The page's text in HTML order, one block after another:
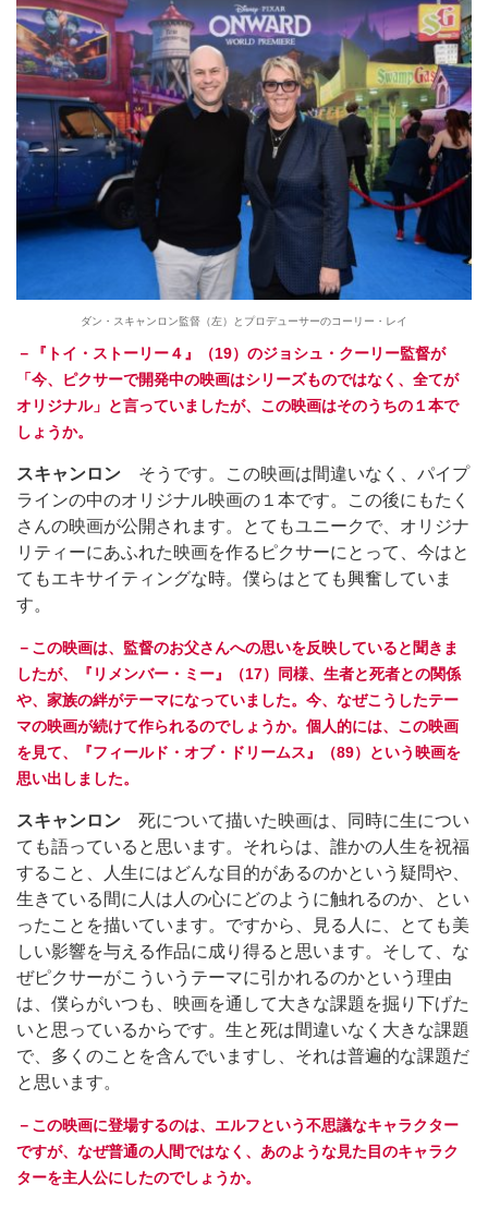
ダン・スキャンロン監督（左）とプロデューサーのコーリー・レイ
－『トイ・ストーリー４』（19）のジョシュ・クーリー監督が
「今、ピクサーで開発中の映画はシリーズものではなく、全てが
オリジナル」と言っていましたが、この映画はそのうちの１本で
しょうか。
スキャンロン そうです。この映画は間違いなく、パイプ
ラインの中のオリジナル映画の１本です。この後にもたく
さんの映画が公開されます。とてもユニークで、オリジナ
リティーにあふれた映画を作るピクサーにとって、今はと
てもエキサイティングな時。僕らはとても興奮していま
す。
－この映画は、監督のお父さんへの思いを反映していると聞きま
したが、『リメンバー・ミー』（17）同様、生者と死者との関係
や、家族の絆がテーマになっていました。今、なぜこうしたテー
マの映画が続けて作られるのでしょうか。個人的には、この映画
を見て、『フィールド・オブ・ドリームス』（89）という映画を
思い出しました。
スキャンロン 死について描いた映画は、同時に生につい
ても語っていると思います。それらは、誰かの人生を祝福
すること、人生にはどんな目的があるのかという疑問や、
生きている間に人は人の心にどのように触れるのか、とい
ったことを描いています。ですから、見る人に、とても美
しい影響を与える作品に成り得ると思います。そして、な
ぜピクサーがこういうテーマに引かれるのかという理由
は、僕らがいつも、映画を通して大きな課題を掘り下げた
いと思っているからです。生と死は間違いなく大きな課題
で、多くのことを含んでいますし、それは普遍的な課題だ
と思います。
－この映画に登場するのは、エルフという不思議なキャラクター
ですが、なぜ普通の人間ではなく、あのような見た目のキャラク
ターを主人公にしたのでしょうか。